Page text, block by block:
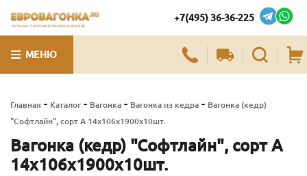
ЛУЧШИЕ ПИЛОМАТЕРИАЛЫ В МОСКВЕ
+7(495) 36-36-225
МЕНЮ
Главная - Каталог - Вагонка - Вагонка из кедра - Вагонка (кедр)
"Софтлайн", сорт А 14х106х1900х10шт.
Вагонка (кедр) "Софтлайн", сорт А
14х106х1900х10шт.